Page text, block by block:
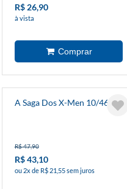
R$ 26,90
à vista
A Saga Dos X-Men 10/46
R$ 47,90
R$ 43,10
ou 2x de R$ 21,55 sem juros